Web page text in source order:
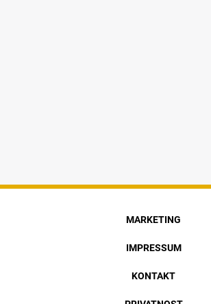
MARKETING
IMPRESSUM
KONTAKT